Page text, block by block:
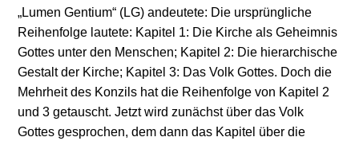
„Lumen Gentium“ (LG) andeutete: Die ursprüngliche
Reihenfolge lautete: Kapitel 1: Die Kirche als Geheimnis
Gottes unter den Menschen; Kapitel 2: Die hierarchische
Gestalt der Kirche; Kapitel 3: Das Volk Gottes. Doch die
Mehrheit des Konzils hat die Reihenfolge von Kapitel 2
und 3 getauscht. Jetzt wird zunächst über das Volk
Gottes gesprochen, dem dann das Kapitel über die